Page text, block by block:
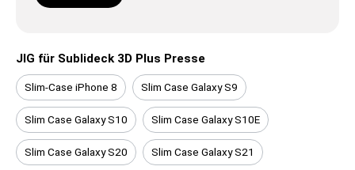
JIG für Sublideck 3D Plus Presse
Slim-Case iPhone 8 Slim Case Galaxy S9
Slim Case Galaxy S10 Slim Case Galaxy S10E
Slim Case Galaxy S20 Slim Case Galaxy S21